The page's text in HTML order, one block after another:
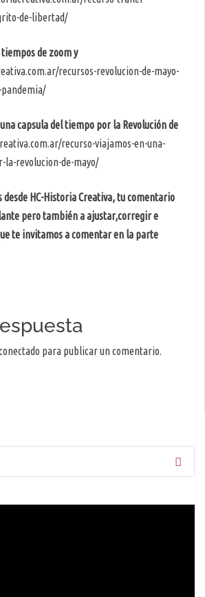
de-libertad/
de zoom y
recursos-revolucion-de-mayo-
capsula del tiempo por la Revolución de
recurso-viajamos-en-una-
la-revolucion-de-mayo/
desde HC-Historia Creativa, tu comentario
pero también a ajustar,corregir e
te invitamos a comentar en la parte
para publicar un comentario.